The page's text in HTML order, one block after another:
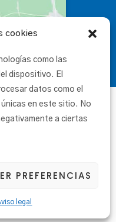
cookies
como las
dispositivo. El
datos como el
en este sitio. No
a ciertas
PREFERENCIAS
legal